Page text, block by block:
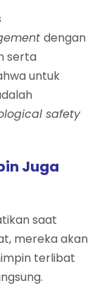
dengan
serta
untuk
safety
Juga
saat
mereka akan
terlibat